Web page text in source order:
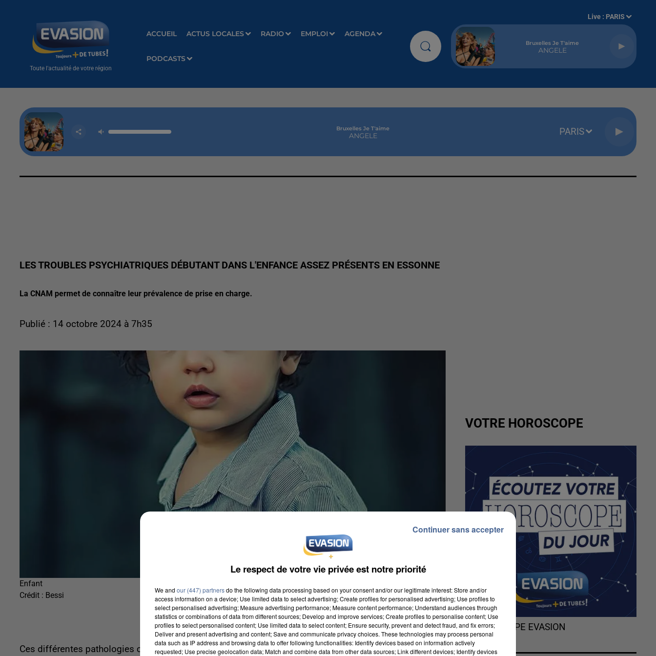
Toute l'actualité de votre région
ACCUEIL ACTUS LOCALES RADIO EMPLOI AGENDA
PODCASTS
Live : PARIS
Bruxelles Je T'aime
ANGELE
Bruxelles Je T'aime
ANGELE PARIS
LES TROUBLES PSYCHIATRIQUES DÉBUTANT DANS L'ENFANCE ASSEZ PRÉSENTS EN ESSONNE
La CNAM permet de connaître leur prévalence de prise en charge.
Publié : 14 octobre 2024 à 7h35
Enfant
Crédit : Bessi
Ces différentes pathologies commençant dans le jeune âge peuvent être liées à l'anxiété, au stress,
VOTRE HOROSCOPE
L'HOROSCOPE EVASION
Le respect de votre vie privée est notre priorité
We and our (447) partnersdo the following data processing based on your consent and/or our legitimate interest: Store and/or
access information on a device; Use limited data to select advertising; Create profiles for personalised advertising; Use profiles to
select personalised advertising; Measure advertising performance; Measure content performance; Understand audiences through
statistics or combinations of data from different sources; Develop and improve services; Create profiles to personalise content; Use
profiles to select personalised content; Use limited data to select content; Ensure security, prevent and detect fraud, and fix errors;
Deliver and present advertising and content; Save and communicate privacy choices. These technologies may process personal
data such as IP address and browsing data to offer following functionalities: Identify devices based on information actively
requested; Use precise geolocation data; Match and combine data from other data sources; Link different devices; Identify devices
Continuer sans accepter